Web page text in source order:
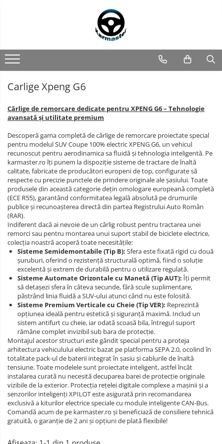
Accesorii carlige de remorcare
Accesorii cutii portbagaj
Amortizoare osie remorci
Cabluri de frana remorci
Cuple remorci
Saboti frana remorci
remorcare
Carlige Alfa Romeo
Carlige Alpine
Carlige Audi
Carlige Bmw
Carlige BYD
Carlige Cadillac
Carlige Chery
Carlige Chevrolet
Carlige Chrysler
Carlige Citroen
Carlige Dacia
Carlige Daewoo
Carlige Dodge
Carlige Dongfeng
Carlige DR
Carlige DS
Carlige Ebro
Carlige Fiat
Covorase
tavite
Cutii
portbagaj
Echipamente
Genti
si
rucsacuri
Grilaje
portbagaj
scaune
auto
Instalatii
electrice
Scuturi
metalice
Suporturi
biciclete
Suporturi
de
scara
Carlige Xpeng G6
Cârlige de remorcare dedicate pentru XPENG G6 – Tehnologie
avansată și utilitate premium
Descoperă gama completă de cârlige de remorcare proiectate special
pentru modelul SUV Coupe 100% electric XPENG G6, un vehicul
recunoscut pentru aerodinamica sa fluidă și tehnologia inteligentă. Pe
karmaster.ro îți punem la dispoziție sisteme de tractare de înaltă
calitate, fabricate de producători europeni de top, configurate să
respecte cu precizie punctele de prindere originale ale șasiului. Toate
produsele din această categorie dețin omologare europeană completă
(ECE R55), garantând conformitatea legală absolută pe drumurile
publice și recunoașterea directă din partea Registrului Auto Român
(RAR).
Indiferent dacă ai nevoie de un cârlig robust pentru tractarea unei
remorci sau pentru montarea unui suport stabil de biciclete electrice,
colecția noastră acoperă toate necesitățile:
Sisteme Semidemontabile (Tip B): Sfera este fixată rigid cu două
șuruburi, oferind o rezistență structurală optimă, fiind o soluție
excelentă și extrem de durabilă pentru o utilizare regulată.
Sisteme Automate Orizontale cu Manetă (Tip AUT): Îți permit
să detașezi sfera în câteva secunde, fără scule suplimentare,
păstrând linia fluidă a SUV-ului atunci când nu este folosită.
Sisteme Premium Verticale cu Cheie (Tip VER): Reprezintă
opțiunea ideală pentru estetică și siguranță maximă. Includ un
sistem antifurt cu cheie, iar odată scoasă bila, întregul suport
rămâne complet invizibil sub bara de protecție.
Montajul acestor structuri este gândit special pentru a proteja
arhitectura vehiculului electric bazat pe platforma SEPA 2.0, ocolind în
totalitate pack-ul de baterii integrat în șasiu și cablurile de înaltă
tensiune. Toate modelele sunt proiectate inteligent, astfel încât
instalarea curată nu necesită decuparea barei de protecție originale
vizibile de la exterior. Protecția rețelei digitale complexe a mașinii și a
senzorilor inteligenți XPILOT este asigurată prin recomandarea
exclusivă a kiturilor electrice speciale cu module inteligente CAN-Bus.
Comandă acum de pe karmaster.ro și beneficiază de consiliere tehnică
gratuită, o garanție de 2 ani și opțiuni de plată flexibile!